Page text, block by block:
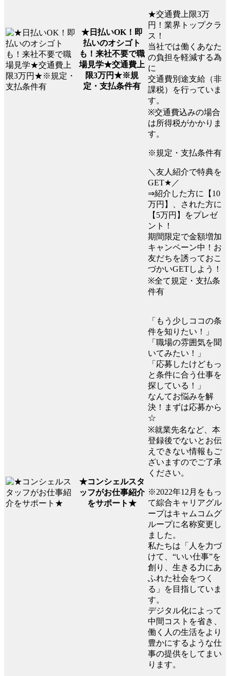
★日払いOK！即
払いのオシゴト
も！来社不要で職
場見学★交通費上
限3万円★※規
定・支払条件有
★交通費上限3万
円！業界トップクラ
ス！
当社では働くあなた
の負担を軽減する為
に
交通費別途支給（非
課税）を行っていま
す。
※交通費込みの場合
は所得税がかかりま
す。
※規定・支払条件有
＼友人紹介で特典を
GET★／
⇒紹介した方に【10
万円】、された方に
【5万円】をプレゼ
ント！
期間限定で金額増加
キャンペーン中！お
友だちを誘っておこ
づかいGETしよう！
※全て規定・支払条
件有
★コンシェルスタ
ッフがお仕事紹介
をサポート★
「もう少しココの条
件を知りたい！」
「職場の雰囲気を聞
いてみたい！」
「応募したけどもっ
と条件に合う仕事を
探している！」
なんてお悩みを解
決！まずは応募から
☆
※就業先名など、本
登録後でないとお伝
えできない情報もご
ざいますのでご了承
ください。
※2022年12月をもっ
て綜合キャリアグル
ープはキャムコムグ
ループに名称変更し
ました。
私たちは「人を力づ
けて、“いい仕事”を
創り、生きる力にあ
ふれた社会をつく
る」を目指していま
す。
デジタル化によって
中間コストを省き、
働く人の生活をより
豊かにするような仕
事の提供をしてまい
ります。